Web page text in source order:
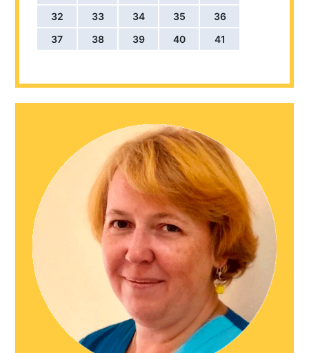
32
33 34 35
36
37
38 39 40 41